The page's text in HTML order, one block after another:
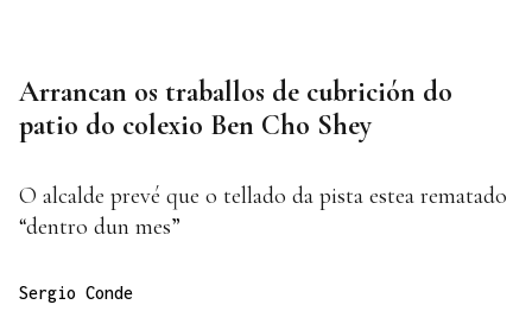
Arrancan os traballos de cubrición do
patio do colexio Ben Cho Shey
O alcalde prevé que o tellado da pista estea rematado
“dentro dun mes”
Sergio Conde